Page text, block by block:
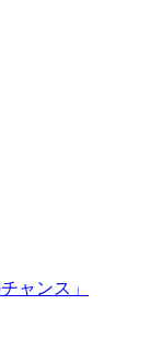
ャンス」